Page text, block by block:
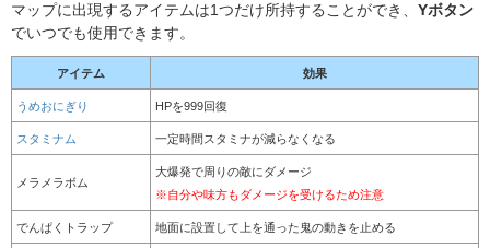
マップに出現するアイテムは1つだけ所持することができ、 Yボタン
でいつでも使用できます。
アイテム 効果
うめおにぎり HPを999回復
スタミナム 一定時間スタミナが減らなくなる
メラメラボム
大爆発で周りの敵にダメージ
※自分や味方もダメージを受けるため注意
でんぱくトラップ 地面に設置して上を通った鬼の動きを止める